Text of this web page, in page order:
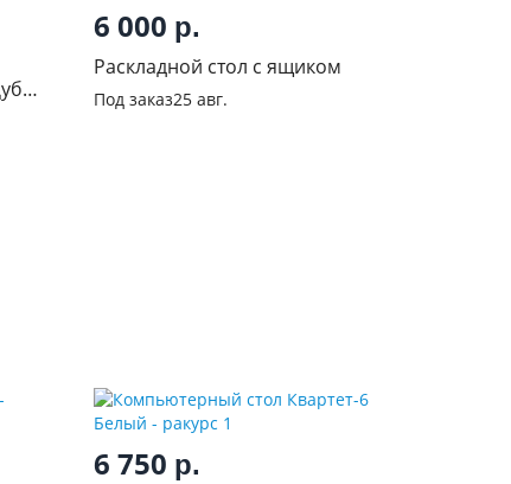
6 000 р.
Раскладной стол с ящиком
Под заказ25 авг.
6 750 р.